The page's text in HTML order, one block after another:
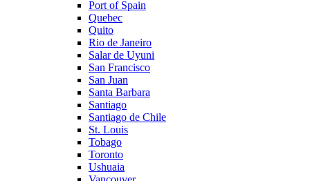
Port of Spain
Quebec
Quito
Rio de Janeiro
Salar de Uyuni
San Francisco
San Juan
Santa Barbara
Santiago
Santiago de Chile
St. Louis
Tobago
Toronto
Ushuaia